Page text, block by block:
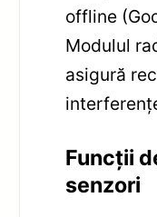
offline
Modulul
asigură
Funcții
senzori